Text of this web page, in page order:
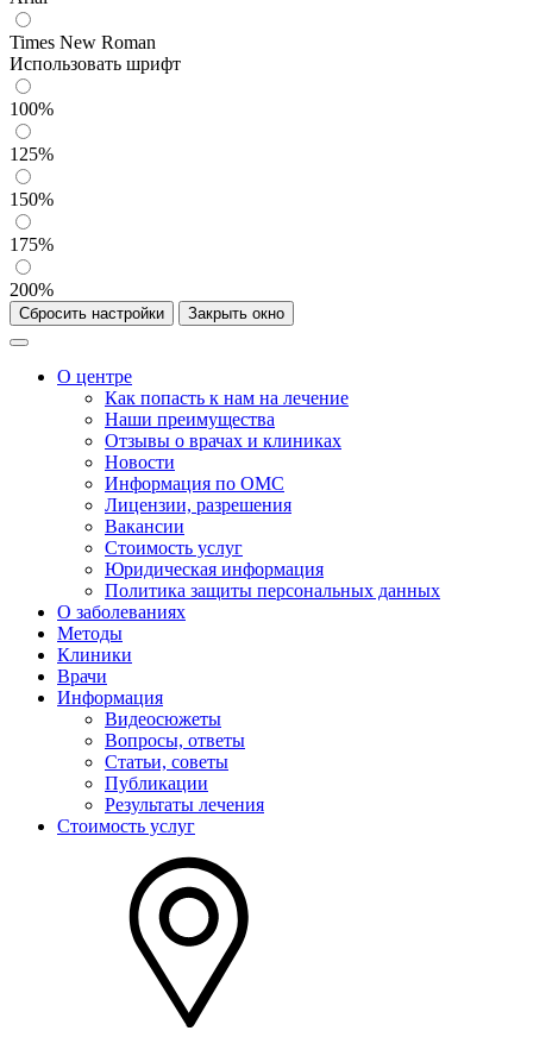
Times New Roman
Использовать шрифт
100%
125%
150%
175%
200%
Сбросить настройки Закрыть окно
О центре
Как попасть к нам на лечение
Наши преимущества
Отзывы о врачах и клиниках
Новости
Информация по ОМС
Лицензии, разрешения
Вакансии
Стоимость услуг
Юридическая информация
Политика защиты персональных данных
О заболеваниях
Методы
Клиники
Врачи
Информация
Видеосюжеты
Вопросы, ответы
Статьи, советы
Публикации
Результаты лечения
Стоимость услуг